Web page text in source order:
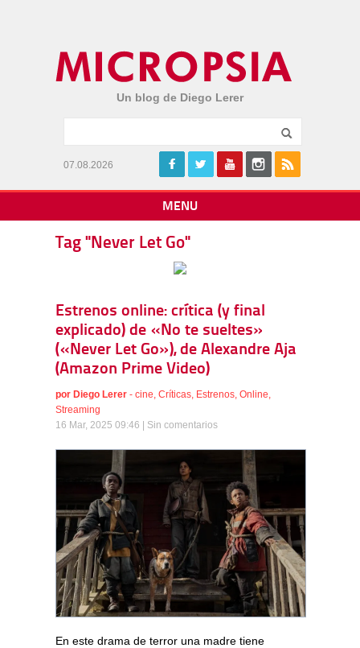
Un blog de Diego Lerer
07.08.2026
MENU
Tag "Never Let Go"
Estrenos online: crítica (y final
explicado) de «No te sueltes»
(«Never Let Go»), de Alexandre Aja
(Amazon Prime Video)
por Diego Lerer - cine, Críticas, Estrenos, Online,
Streaming
16 Mar, 2025 09:46 | Sin comentarios
En este drama de terror una madre tiene